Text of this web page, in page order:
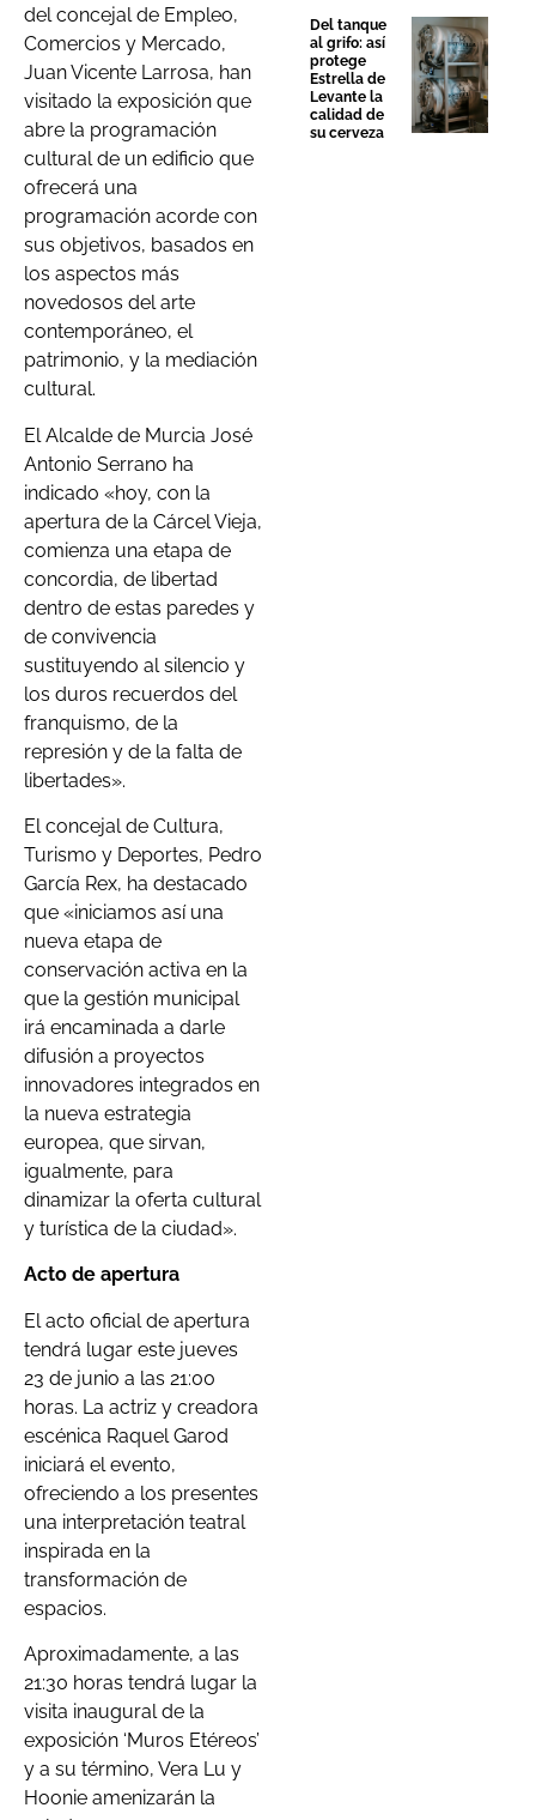
del concejal de Empleo,
Comercios y Mercado,
Juan Vicente Larrosa, han
visitado la exposición que
abre la programación
cultural de un edificio que
ofrecerá una
programación acorde con
sus objetivos, basados en
los aspectos más
novedosos del arte
contemporáneo, el
patrimonio, y la mediación
cultural.
El Alcalde de Murcia José
Antonio Serrano ha
indicado «hoy, con la
apertura de la Cárcel Vieja,
comienza una etapa de
concordia, de libertad
dentro de estas paredes y
de convivencia
sustituyendo al silencio y
los duros recuerdos del
franquismo, de la
represión y de la falta de
libertades».
El concejal de Cultura,
Turismo y Deportes, Pedro
García Rex, ha destacado
que «iniciamos así una
nueva etapa de
conservación activa en la
que la gestión municipal
irá encaminada a darle
difusión a proyectos
innovadores integrados en
la nueva estrategia
europea, que sirvan,
igualmente, para
dinamizar la oferta cultural
y turística de la ciudad».
Acto de apertura
El acto oficial de apertura
tendrá lugar este jueves
23 de junio a las 21:00
horas. La actriz y creadora
escénica Raquel Garod
iniciará el evento,
ofreciendo a los presentes
una interpretación teatral
inspirada en la
transformación de
espacios.
Aproximadamente, a las
21:30 horas tendrá lugar la
visita inaugural de la
exposición ‘Muros Etéreos’
y a su término, Vera Lu y
Hoonie amenizarán la
Del tanque
al grifo: así
protege
Estrella de
Levante la
calidad de
su cerveza